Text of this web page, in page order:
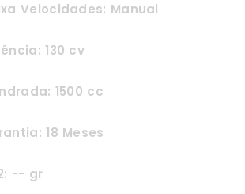
Velocidades: Manual
130 cv
1500 cc
18 Meses
-- gr